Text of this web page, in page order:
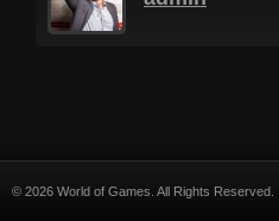
© 2026 World of Games. All Rights Reserved.